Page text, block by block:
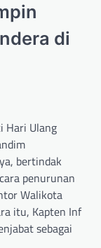
di
Hari Ulang
bertindak
penurunan
Walikota
itu, Kapten Inf
sebagai